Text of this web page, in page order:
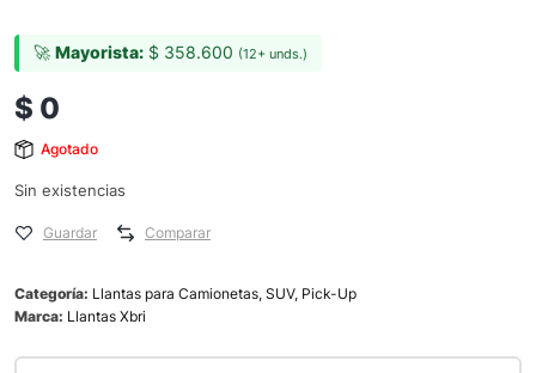
🚀 Mayorista: $ 358.600 (12+ unds.)
$ 0
Agotado
Sin existencias
Guardar Comparar
Categoría: Llantas para Camionetas, SUV, Pick-Up
Marca: Llantas Xbri